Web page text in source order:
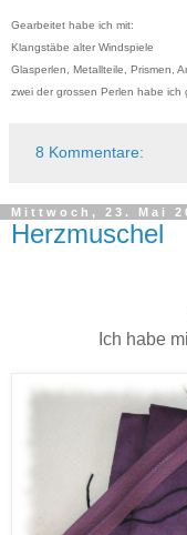
Gearbeitet habe ich mit:
Klangstäbe alter Windspiele
Glasperlen, Metallteile, Prismen,
zwei der grossen Perlen habe ich
8 Kommentare:
Mittwoch, 23. Mai
Herzmuschel
Ich habe